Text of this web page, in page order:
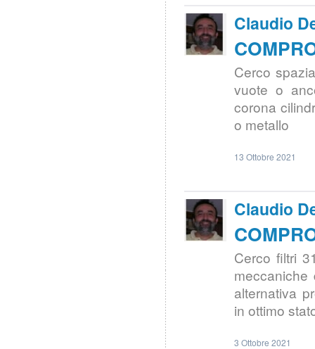
Claudio
Cerco
vuote o
corona
o metallo
13 Ottobre 2021
Claudio
Cerco filtri
alternativa
in ottimo
3 Ottobre 2021